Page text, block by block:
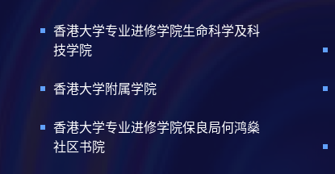
香港大学专业进修学院生命科学及科
技学院
香港大学附属学院
香港大学专业进修学院保良局何鸿燊
社区书院